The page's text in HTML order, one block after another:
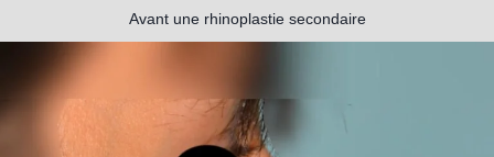
Avant une rhinoplastie secondaire